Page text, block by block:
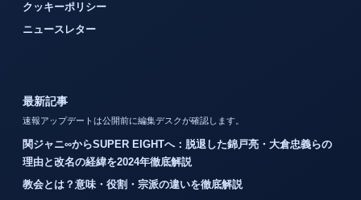
クッキーポリシー
ニュースレター
最新記事
速報アップデートは公開前に編集デスクが確認します。
関ジャニ∞からSUPER EIGHTへ：脱退した錦戸亮・大倉忠義らの
理由と改名の経緯を2024年徹底解説
教会とは？意味・役割・宗派の違いを徹底解説